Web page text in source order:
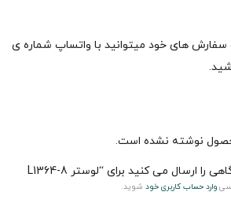
سفارش های خود میتوانید با واتساپ شماره ی
نوشته نشده است.
اولین نفری باشید که دیدگاهی را ارسال می کنید برای “لوستر L1364-8
وارد حساب کاربری خود شوید.